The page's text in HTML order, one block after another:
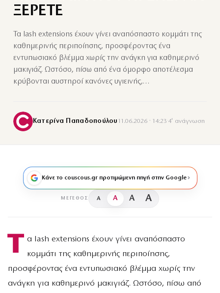
ΞΕΡΕΤΕ
Τα lash extensions έχουν γίνει αναπόσπαστο κομμάτι της
καθημερινής περιποίησης, προσφέροντας ένα
εντυπωσιακό βλέμμα χωρίς την ανάγκη για καθημερινό
μακιγιάζ. Ωστόσο, πίσω από ένα όμορφο αποτέλεσμα
κρύβονται αυστηροί κανόνες υγιεινής,…
Κατερίνα Παπαδοπούλου 11.06.2026 · 14:23·4′ ανάγνωση
Κάνε το couscous.gr προτιμώμενη πηγή στην Google
ΜΈΓΕΘΟΣ A A A A
Τ α lash extensions έχουν γίνει αναπόσπαστο
κομμάτι της καθημερινής περιποίησης,
προσφέροντας ένα εντυπωσιακό βλέμμα χωρίς την
ανάγκη για καθημερινό μακιγιάζ. Ωστόσο, πίσω από